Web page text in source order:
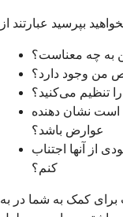
به چه معناست؟
من وجود دارد؟
تنظیم می‌کنید؟
است نشان دهنده
عوارض باشد؟
از آنها اجتناب
کنم؟
برای کمک به شما در به